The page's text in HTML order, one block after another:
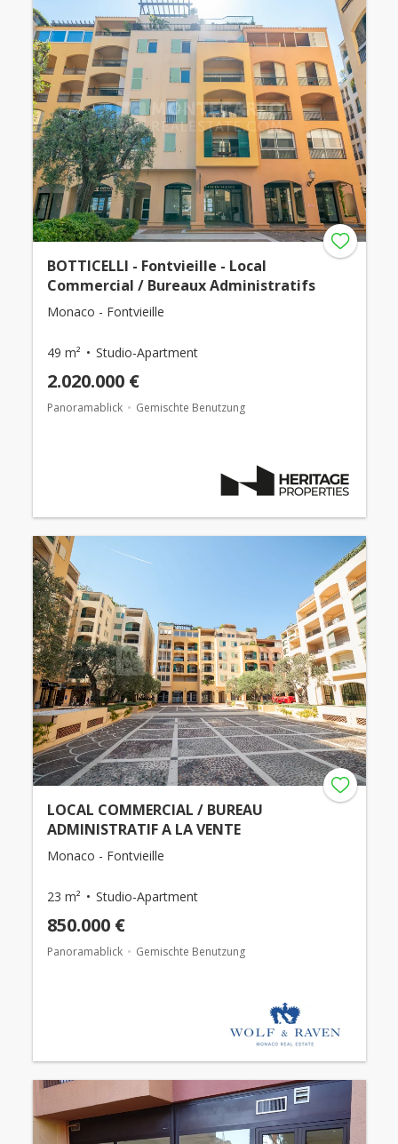
BOTTICELLI - Fontvieille - Local
Commercial / Bureaux Administratifs
Monaco - Fontvieille
49 m² Studio-Apartment
2.020.000 €
Panoramablick Gemischte Benutzung
LOCAL COMMERCIAL / BUREAU
ADMINISTRATIF A LA VENTE
Monaco - Fontvieille
23 m² Studio-Apartment
850.000 €
Panoramablick Gemischte Benutzung